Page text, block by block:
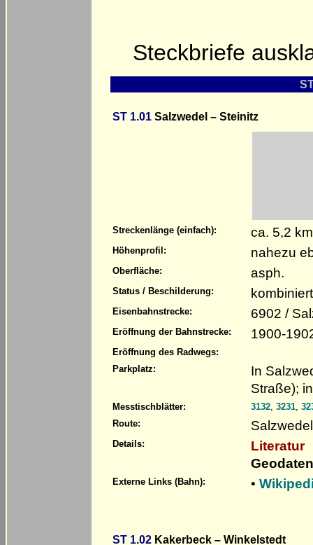
Steckbriefe
ST 1.01 Salzwedel – Steinitz
Streckenlänge (einfach): ca. 5,2
Höhenprofil: nahezu
Oberfläche: asph.
Status / Beschilderung:
Eisenbahnstrecke: 6902 /
Eröffnung der Bahnstrecke: 1900-
Eröffnung des Radwegs:
Parkplatz:
In
Straße);
Messtischblätter: 3132 3231
Route:
Details:
Literatur
Externe Links (Bahn): •
ST 1.02 Kakerbeck – Winkelstedt